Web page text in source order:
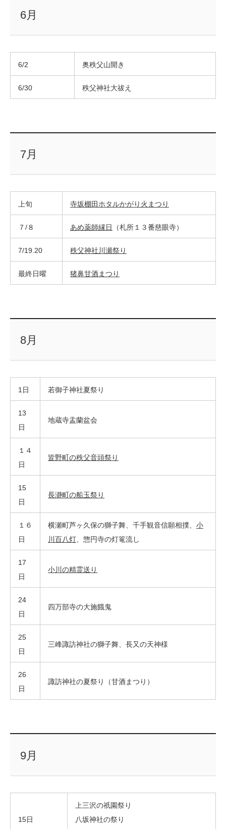
6月
6/2 奥秩父山開き
6/30 秩父神社大祓え
7月
上旬 寺坂棚田ホタルかがり火まつり
７/８ あめ薬師縁日 （札所１３番慈眼寺）
7/19.20 秩父神社川瀬祭り
最終日曜 猪鼻甘酒まつり
8月
1日 若御子神社夏祭り
13
日
地蔵寺盂蘭盆会
１４
日
皆野町の秩父音頭祭り
15
日
長瀞町の船玉祭り
１６
日
横瀬町芦ヶ久保の獅子舞、千手観音信願相撲、 小
川百八灯、惣円寺の灯篭流し
17
日
小川の精霊送り
24
日
四万部寺の大施餓鬼
25
日
三峰諏訪神社の獅子舞、長又の天神様
26
日
諏訪神社の夏祭り（甘酒まつり）
9月
15日
上三沢の祇園祭り
八坂神社の祭り